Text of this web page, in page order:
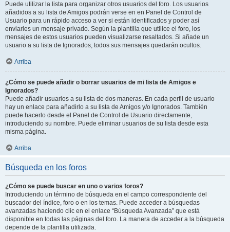
Puede utilizar la lista para organizar otros usuarios del foro. Los usuarios
añadidos a su lista de Amigos podrán verse en en Panel de Control de
Usuario para un rápido acceso a ver si están identificados y poder así
enviarles un mensaje privado. Según la plantilla que utilice el foro, los
mensajes de estos usuarios pueden visualizarse resaltados. Si añade un
usuario a su lista de Ignorados, todos sus mensajes quedarán ocultos.
Arriba
¿Cómo se puede añadir o borrar usuarios de mi lista de Amigos e
Ignorados?
Puede añadir usuarios a su lista de dos maneras. En cada perfil de usuario
hay un enlace para añadirlo a su lista de Amigos y/o Ignorados. También
puede hacerlo desde el Panel de Control de Usuario directamente,
introduciendo su nombre. Puede eliminar usuarios de su lista desde esta
misma página.
Arriba
Búsqueda en los foros
¿Cómo se puede buscar en uno o varios foros?
Introduciendo un término de búsqueda en el campo correspondiente del
buscador del índice, foro o en los temas. Puede acceder a búsquedas
avanzadas haciendo clic en el enlace “Búsqueda Avanzada” que está
disponible en todas las páginas del foro. La manera de acceder a la búsqueda
depende de la plantilla utilizada.